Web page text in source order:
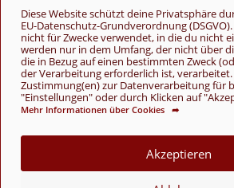
Diese Website schützt deine Privatsphäre
EU-Datenschutz-Grundverordnung
nicht für Zwecke verwendet, in die du nicht
werden nur in dem Umfang, der nicht über
die in Bezug auf einen bestimmten Zweck
der Verarbeitung erforderlich ist,
Zustimmung(en) zur Datenverarbeitung für
"Einstellungen" oder durch Klicken auf
Mehr Informationen über Cookies ➦
Akzeptieren
Folge uns
© Copyright 2026 - Wolle &